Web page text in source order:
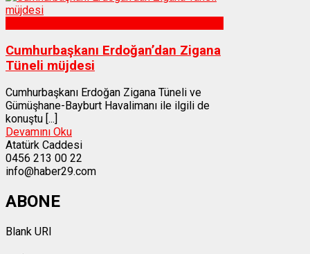
Cumhurbaşkanı Erdoğan’dan Zigana
Tüneli müjdesi
Cumhurbaşkanı Erdoğan Zigana Tüneli ve
Gümüşhane-Bayburt Havalimanı ile ilgili de
konuştu [...]
Devamını Oku
Atatürk Caddesi
0456 213 00 22
info@haber29.com
ABONE
Blank URI